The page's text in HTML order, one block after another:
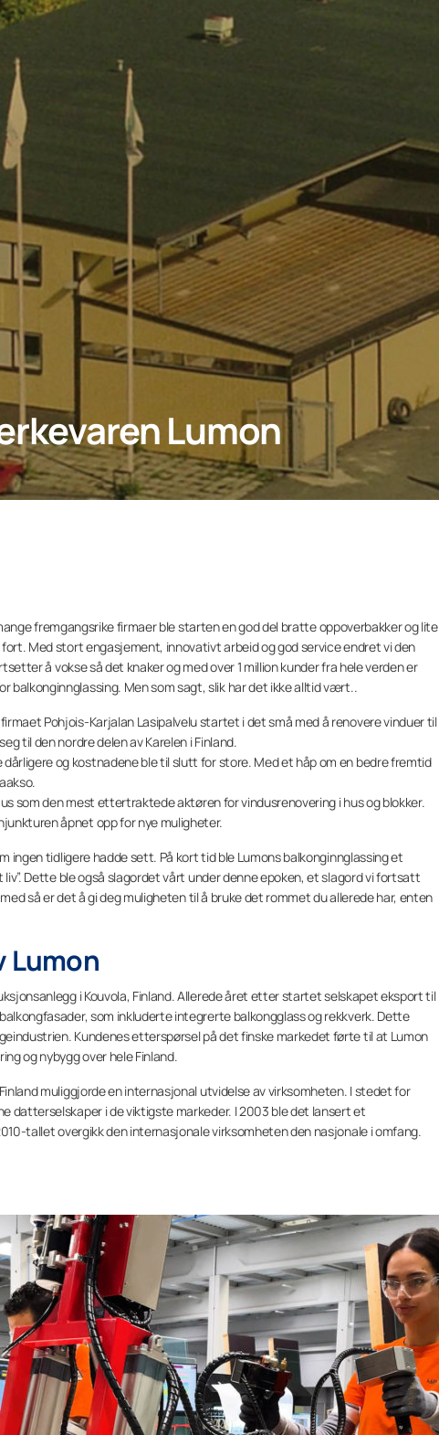
Lumon
fremgangsrike firmaer ble starten en god del bratte oppoverbakker og lite
Med stort engasjement, innovativt arbeid og god service endret vi den
å vokse så det knaker og med over 1 million kunder fra hele verden er
balkonginnglassing. Men som sagt, slik har det ikke alltid vært..
Pohjois-Karjalan Lasipalvelu startet i det små med å renovere vinduer til
til den nordre delen av Karelen i Finland.
og kostnadene ble til slutt for store. Med et håp om en bedre fremtid
som den mest ettertraktede aktøren for vindusrenovering i hus og blokker.
åpnet opp for nye muligheter.
tidligere hadde sett. På kort tid ble Lumons balkonginnglassing et
Dette ble også slagordet vårt under denne epoken, et slagord vi fortsatt
så er det å gi deg muligheten til å bruke det rommet du allerede har, enten
Lumon
i Kouvola, Finland. Allerede året etter startet selskapet eksport til
som inkluderte integrerte balkongglass og rekkverk. Dette
Kundenes etterspørsel på det finske markedet førte til at Lumon
og nybygg over hele Finland.
muliggjorde en internasjonal utvidelse av virksomheten. I stedet for
datterselskaper i de viktigste markeder. I 2003 ble det lansert et
tallet overgikk den internasjonale virksomheten den nasjonale i omfang.